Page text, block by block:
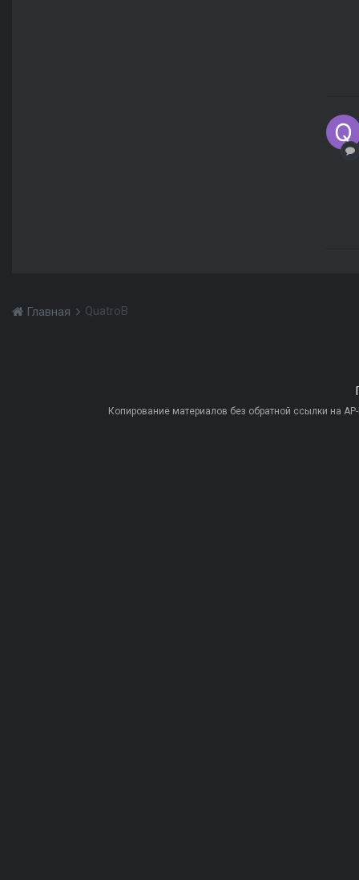
Главная QuatroB
Копирование материалов без обратной ссылки на